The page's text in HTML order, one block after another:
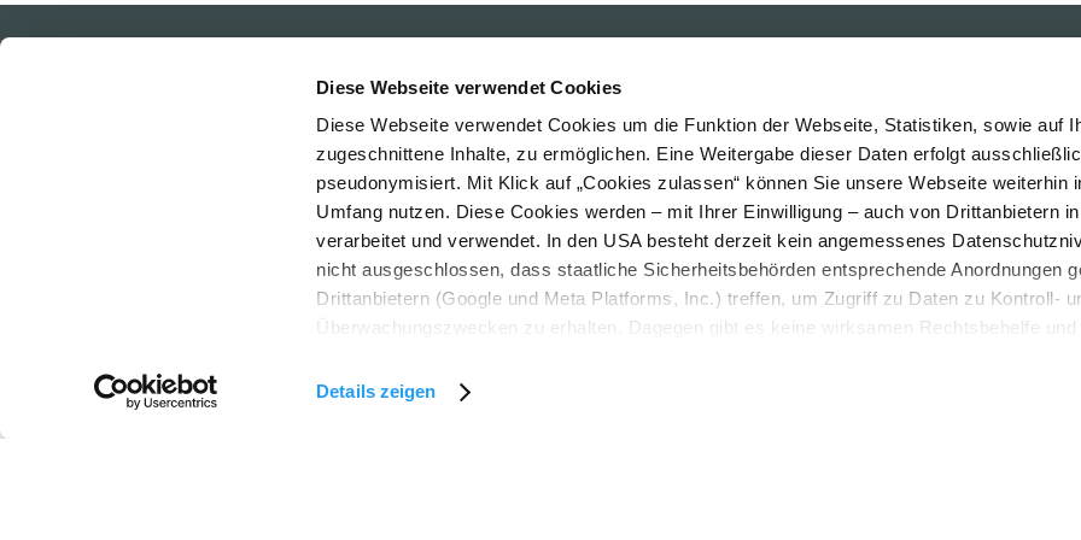
Diese Webseite verwendet Cookies
Diese Webseite verwendet Cookies um die Funktion der Webseite, Statistiken, sowie auf
zugeschnittene Inhalte, zu ermöglichen. Eine Weitergabe dieser Daten erfolgt
pseudonymisiert. Mit Klick auf „Cookies zulassen“ können Sie unsere Webseite weiterhin
Umfang nutzen. Diese Cookies werden – mit Ihrer Einwilligung – auch von Drittanbietern
verarbeitet und verwendet. In den USA besteht derzeit kein angemessenes
nicht ausgeschlossen, dass staatliche Sicherheitsbehörden entsprechende Anordnungen
Drittanbietern (Google und Meta Platforms, Inc.) treffen, um Zugriff zu Daten zu Kontroll-
Überwachungszwecken zu erhalten. Dagegen gibt es keine wirksamen Rechtsbehelfe und
personenbezogener Daten gewährt. Wir leiten nur Ihre IP-Adresse (in gekürzter Form,
Details zeigen
erlebnisregion@wechselland.info
Social Media & Co